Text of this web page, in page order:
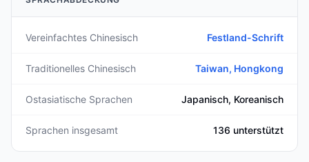
Vereinfachtes Chinesisch Festland-Schrift
Traditionelles Chinesisch Taiwan, Hongkong
Ostasiatische Sprachen Japanisch, Koreanisch
Sprachen insgesamt 136 unterstützt